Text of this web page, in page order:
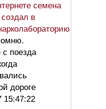
семена
в
поезда
дороге
15:47:22